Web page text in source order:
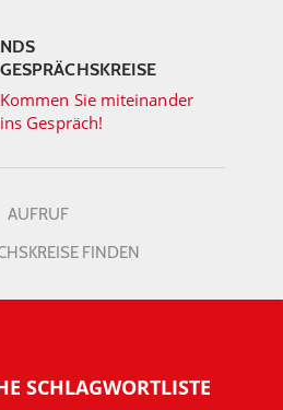
NDS
GESPRÄCHSKREISE
Kommen Sie miteinander
ins Gespräch!
AUFRUF
FINDEN
SCHLAGWORTLISTE